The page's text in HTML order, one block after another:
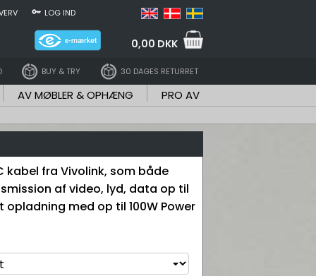
LOG IND
0,00 DKK
BUY & TRY 30 DAGES RETURRET
AV MØBLER & OPHÆNG PRO AV
kabel fra Vivolink, som både
af video, lyd, data op til
opladning med op til 100W Power